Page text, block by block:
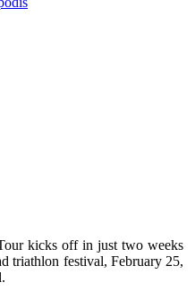
kicks off in just two weeks
triathlon festival, February 25,